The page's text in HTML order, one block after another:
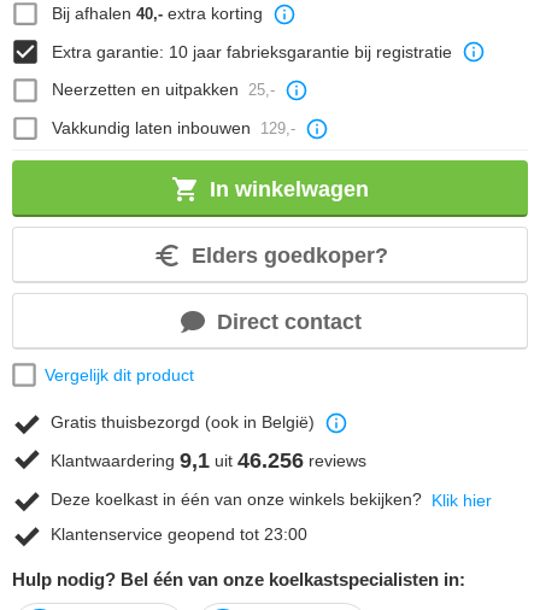
Bij afhalen 40,-extra korting
Extra garantie: 10 jaar fabrieksgarantie bij registratie
Neerzetten en uitpakken 25,-
Vakkundig laten inbouwen 129,-
In winkelwagen
Elders goedkoper?
Direct contact
Vergelijk dit product
Gratis thuisbezorgd (ook in België)
Klantwaardering 9,1 uit 46.256 reviews
Deze koelkast in één van onze winkels bekijken? Klik hier
Klantenservice geopend tot 23:00
Hulp nodig? Bel één van onze koelkastspecialisten in: